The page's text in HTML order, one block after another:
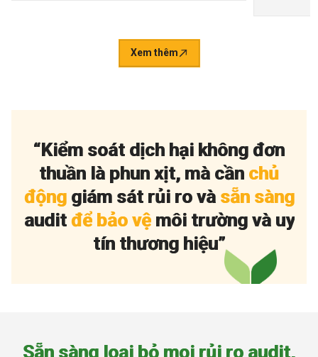
Xem thêm
“Kiểm soát dịch hại không đơn
thuần là phun xịt, mà cần chủ
động giám sát rủi ro và sẵn sàng
audit để bảo vệ môi trường và uy
tín thương hiệu”
Sẵn sàng loại bỏ mọi rủi ro audit,